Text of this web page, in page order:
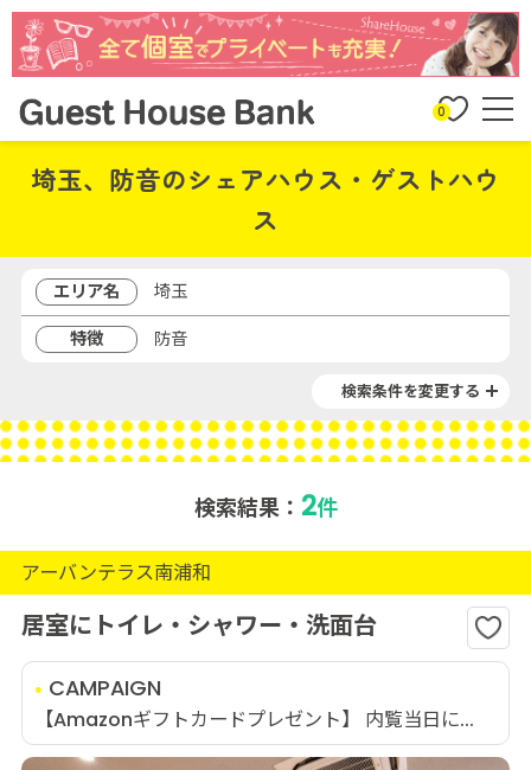
0
埼玉、防音のシェアハウス・ゲストハウ
ス
エリア名
埼玉
特徴
防音
検索条件を変更する
検索結果： 2件
アーバンテラス南浦和
居室にトイレ・シャワー・洗面台
CAMPAIGN
【Amazonギフトカードプレゼント】 内覧当日に...